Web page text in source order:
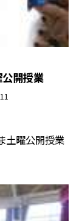
開授業
土曜公開授業